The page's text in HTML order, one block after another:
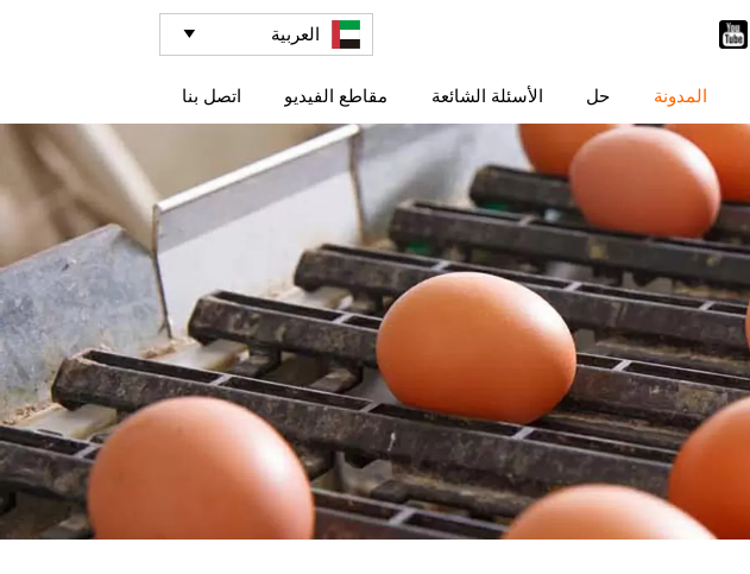
العربية 
المدونة حل الأسئلة الشائعة مقاطع الفيديو اتصل بنا